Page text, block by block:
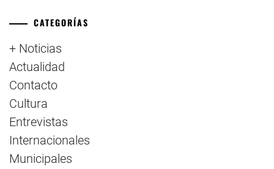
CATEGORÍAS
+ Noticias
Actualidad
Contacto
Cultura
Entrevistas
Internacionales
Municipales